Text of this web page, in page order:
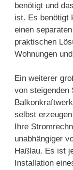
benötigt und
ist. Es benötigt
einen
praktischen
Wohnungen
Ein weiterer
von steigenden
selbst
Ihre
unabhängiger
Haßlau. Es ist
Installation